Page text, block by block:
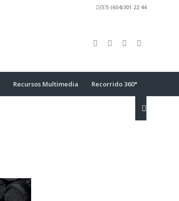
(57) (604)301 22 44
Recursos Multimedia Recorrido 360°